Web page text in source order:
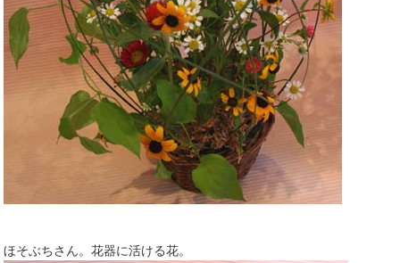
ほそぶちさん。花器に活ける花。